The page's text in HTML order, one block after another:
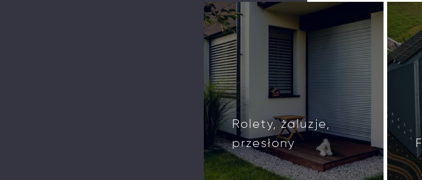
Rolety, żaluzje,
przesłony